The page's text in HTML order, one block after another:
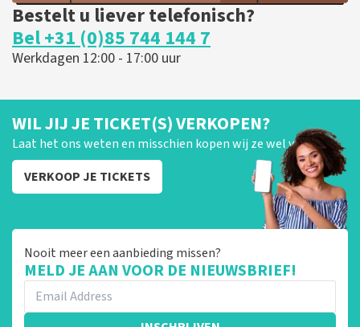
Bestelt u liever telefonisch?
Bel +31 (0)85 744 144 7
Werkdagen 12:00 - 17:00 uur
WIL JIJ JE TICKET(S) VERKOPEN?
Laat het ons weten en misschien kopen wij ze wel van je!
VERKOOP JE TICKETS
Nooit meer een aanbieding missen?
MELD JE AAN VOOR DE NIEUWSBRIEF!